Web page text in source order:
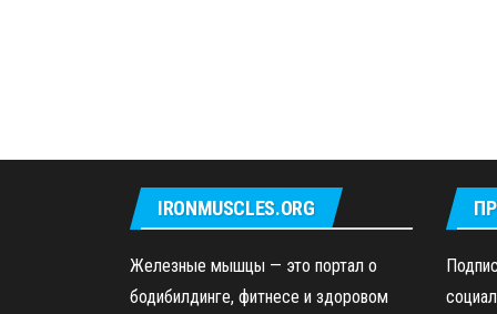
IRONMUSCLES.ORG
Железные мышцы — это портал о
бодибилдинге, фитнесе и здоровом